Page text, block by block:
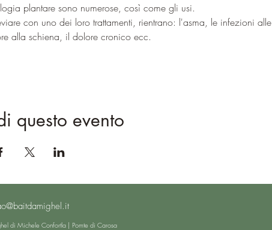
plantare sono numerose, così come gli usi.
con uno dei loro trattamenti, rientrano: l'asma, le infezioni alle
alla schiena, il dolore cronico ecc.
questo evento
di Michele Confortla | Pomte di Carosa